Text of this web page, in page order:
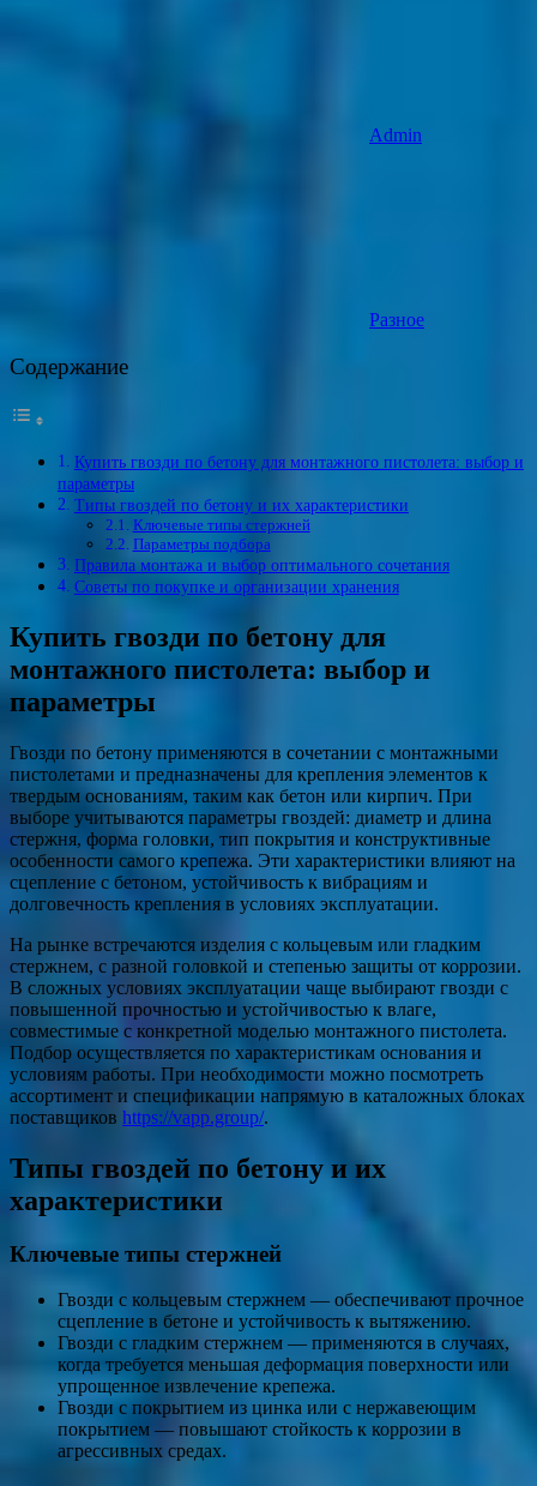
Admin
Разное
Содержание
Купить гвозди по бетону для монтажного пистолета: выбор и
параметры
Типы гвоздей по бетону и их характеристики
Ключевые типы стержней
Параметры подбора
Правила монтажа и выбор оптимального сочетания
Советы по покупке и организации хранения
Купить гвозди по бетону для
монтажного пистолета: выбор и
параметры
Гвозди по бетону применяются в сочетании с монтажными
пистолетами и предназначены для крепления элементов к
твердым основаниям, таким как бетон или кирпич. При
выборе учитываются параметры гвоздей: диаметр и длина
стержня, форма головки, тип покрытия и конструктивные
особенности самого крепежа. Эти характеристики влияют на
сцепление с бетоном, устойчивость к вибрациям и
долговечность крепления в условиях эксплуатации.
На рынке встречаются изделия с кольцевым или гладким
стержнем, с разной головкой и степенью защиты от коррозии.
В сложных условиях эксплуатации чаще выбирают гвозди с
повышенной прочностью и устойчивостью к влаге,
совместимые с конкретной моделью монтажного пистолета.
Подбор осуществляется по характеристикам основания и
условиям работы. При необходимости можно посмотреть
ассортимент и спецификации напрямую в каталожных блоках
поставщиков https://vapp.group/.
Типы гвоздей по бетону и их
характеристики
Ключевые типы стержней
Гвозди с кольцевым стержнем — обеспечивают прочное
сцепление в бетоне и устойчивость к вытяжению.
Гвозди с гладким стержнем — применяются в случаях,
когда требуется меньшая деформация поверхности или
упрощенное извлечение крепежа.
Гвозди с покрытием из цинка или с нержавеющим
покрытием — повышают стойкость к коррозии в
агрессивных средах.